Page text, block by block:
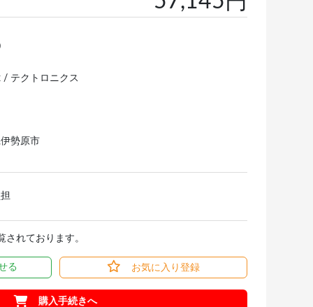
/ テクトロニクス
勢原市
されております。
る お気に入り登録
購入手続きへ